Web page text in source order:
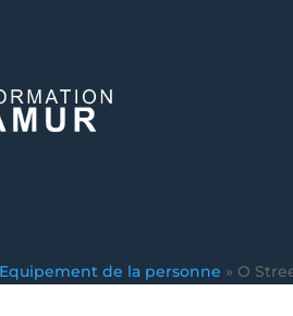
Equipement de la personne » O